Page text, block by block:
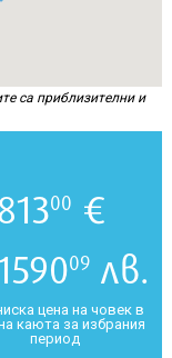
са приблизителни и
00 €
09 лв.
цена на човек в
каюта за избрания
период